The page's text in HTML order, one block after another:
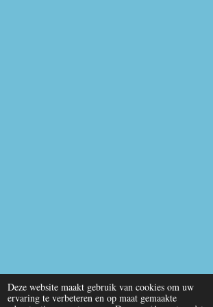
Deze website maakt gebruik van cookies om uw
ervaring te verbeteren en op maat gemaakte